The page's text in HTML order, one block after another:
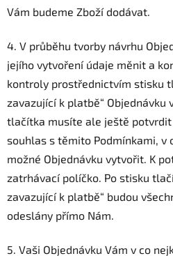
Vám budeme Zboží dodávat.
4. V průběhu tvorby návrhu
jejího vytvoření údaje měnit a
kontroly prostřednictvím stisku
zavazující k platbě“ Objednávku
tlačítka musíte ale ještě potvrdit
souhlas s těmito Podmínkami, v
možné Objednávku vytvořit. K
zatrhávací políčko. Po stisku
zavazující k platbě“ budou
odeslány přímo Nám.
5. Vaši Objednávku Vám v co